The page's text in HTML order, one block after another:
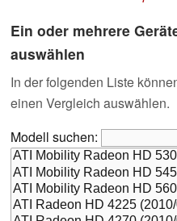
Ein oder mehrere
auswählen
In der folgenden Liste
einen Vergleich auswählen.
Modell suchen: